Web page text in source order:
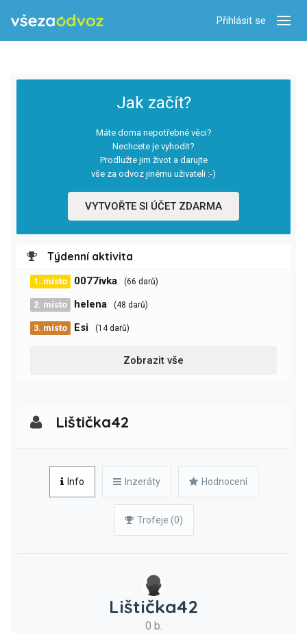
Přihlásit se
Jak začít?
Máte doma nepotřebné věci?
Nechcete je vyhodit?
Prodlužte jim život a darujte
vše za odvoz jinému uživateli :-)
VYTVOŘTE SI ÚČET ZDARMA
Týdenní aktivita
1. místo 0077ivka (66 darů)
2. místo helena (48 darů)
3. místo Esi (14 darů)
Zobrazit vše
Lištička42
Info Inzeráty Hodnocení
Trofeje (0)
Lištička42
0 b.